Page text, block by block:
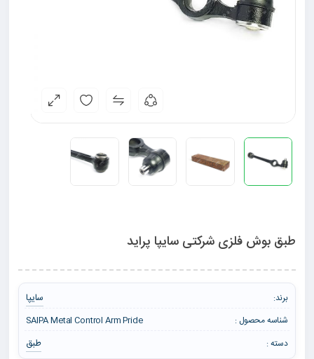
طبق بوش فلزی شرکتی سایپا پراید
برند: سایپا
شناسه محصول :
SAIPA Metal Control Arm Pride
دسته :
طبق